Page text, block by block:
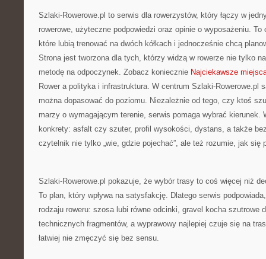
Szlaki-Rowerowe.pl to serwis dla rowerzystów, który łączy w
rowerowe, użyteczne podpowiedzi oraz opinie o wyposażeniu.
które lubią trenować na dwóch kółkach i jednocześnie chcą
Strona jest tworzona dla tych, którzy widzą w rowerze nie tylko
metodę na odpoczynek. Zobacz koniecznie Najciekawsze
Rower a polityka i infrastruktura. W centrum Szlaki-Rowerowe.pl
można dopasować do poziomu. Niezależnie od tego, czy ktoś
marzy o wymagającym terenie, serwis pomaga wybrać kierunek.
konkrety: asfalt czy szuter, profil wysokości, dystans, a także
czytelnik nie tylko „wie, gdzie pojechać”, ale też rozumie, jak się
Szlaki-Rowerowe.pl pokazuje, że wybór trasy to coś więcej niż
To plan, który wpływa na satysfakcję. Dlatego serwis
rodzaju roweru: szosa lubi równe odcinki, gravel kocha szutrowe
technicznych fragmentów, a wyprawowy najlepiej czuje się na
łatwiej nie zmęczyć się bez sensu.